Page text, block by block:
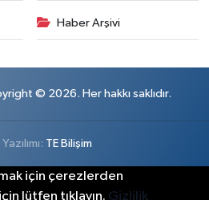
Haber Arşivi
© 2026. Her hakkı saklıdır.
TE Bilişim
için çerezlerden
lütfen tıklayın. Gizlilik